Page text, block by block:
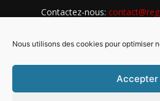
Nous utilisons des cookies pour optimiser
Accepter
Contactez-nous: